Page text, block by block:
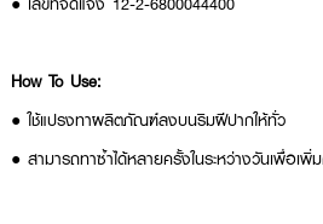
How To Use:
● ใช้แปรงทาผลิตภัณฑ์ลงบนริมฝีปากให้ทั่ว
● สามารถทาซ้ำได้หลายครั้งในระหว่างวันเพื่อเพิ่